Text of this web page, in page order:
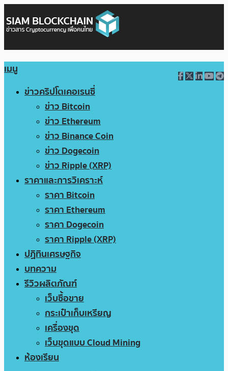
เมนู
ข่าวคริปโตเคอเรนซี่
ข่าว Bitcoin
ข่าว Ethereum
ข่าว Binance Coin
ข่าว Dogecoin
ข่าว Ripple (XRP)
ราคาและการวิเคราะห์
ราคา Bitcoin
ราคา Ethereum
ราคา Dogecoin
ราคา Ripple (XRP)
ปฏิทินเศรษฐกิจ
บทความ
รีวิวผลิตภัณฑ์
เว็บซื้อขาย
กระเป๋าเก็บเหรียญ
เครื่องขุด
เว็บขุดแบบ Cloud Mining
ห้องเรียน